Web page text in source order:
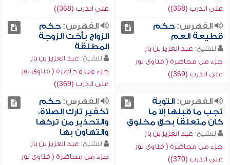
على الدرب (368))
على الدرب (368))
الفهرس:حكم
قطيعة العم
للشيخ: عبد العزيز بن باز
جزء من محاضرة ( فتاوى نور
على الدرب (369))
الفهرس:حكم
الزواج بأخت الزوجة
المطلقة
للشيخ: عبد العزيز بن باز
جزء من محاضرة ( فتاوى نور
على الدرب (369))
الفهرس:التوبة
تجب ما قبلها إلا ما
كان متعلقاً بحق مخلوق
للشيخ: عبد العزيز بن باز
جزء من محاضرة ( فتاوى نور
على الدرب (370))
الفهرس:حكم
تكفير تارك الصلاة،
والتحذير من تركها
والتهاون بها
للشيخ: عبد العزيز بن باز
جزء من محاضرة ( فتاوى نور